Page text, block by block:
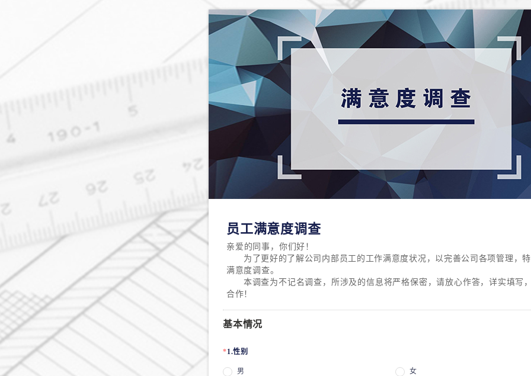
员工满意度调查
亲爱的同事，你们好！
为了更好的了解公司内部员工的工作满意度状况，以完善公司各项管理，
满意度调查。
本调查为不记名调查，所涉及的信息将严格保密，请放心作答，详实填写
合作！
基本情况
*1.性别
男 女